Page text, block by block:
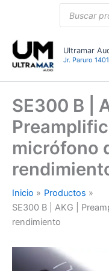
Ultramar
Jr. Paruro
SE300 B |
micrófono
Inicio
Productos
SE300 B | AKG |
rendimiento
SE300